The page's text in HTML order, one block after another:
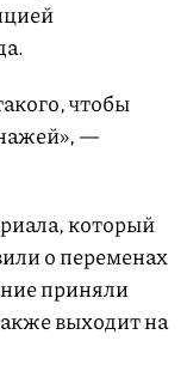
чтобы
—
который
о переменах
приняли
выходит на